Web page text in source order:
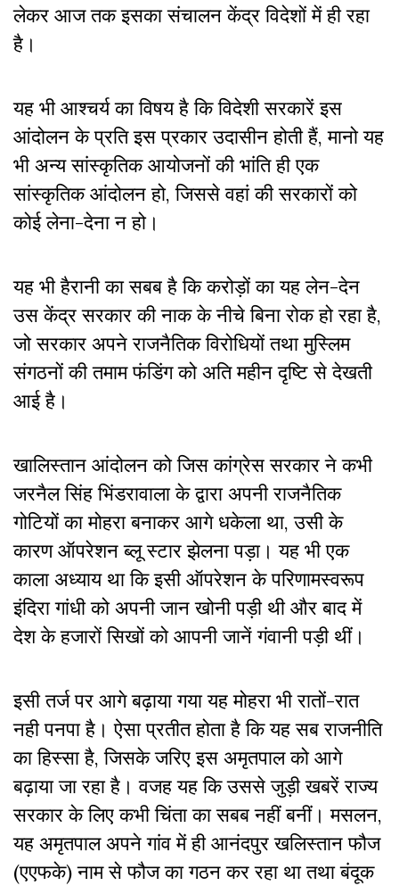
लेकर आज तक इसका संचालन केंद्र विदेशों में ही रहा
है।
यह भी आश्चर्य का विषय है कि विदेशी सरकारें इस
आंदोलन के प्रति इस प्रकार उदासीन होती हैं, मानो यह
भी अन्य सांस्कृतिक आयोजनों की भांति ही एक
सांस्कृतिक आंदोलन हो, जिससे वहां की सरकारों को
कोई लेना-देना न हो।
यह भी हैरानी का सबब है कि करोड़ों का यह लेन-देन
उस केंद्र सरकार की नाक के नीचे बिना रोक हो रहा है,
जो सरकार अपने राजनैतिक विरोधियों तथा मुस्लिम
संगठनों की तमाम फंडिंग को अति महीन दृष्टि से देखती
आई है।
खालिस्तान आंदोलन को जिस कांग्रेस सरकार ने कभी
जरनैल सिंह भिंडरावाला के द्वारा अपनी राजनैतिक
गोटियों का मोहरा बनाकर आगे धकेला था, उसी के
कारण ऑपरेशन ब्लू स्टार झेलना पड़ा। यह भी एक
काला अध्याय था कि इसी ऑपरेशन के परिणामस्वरूप
इंदिरा गांधी को अपनी जान खोनी पड़ी थी और बाद में
देश के हजारों सिखों को आपनी जानें गंवानी पड़ी थीं।
इसी तर्ज पर आगे बढ़ाया गया यह मोहरा भी रातों-रात
नही पनपा है। ऐसा प्रतीत होता है कि यह सब राजनीति
का हिस्सा है, जिसके जरिए इस अमृतपाल को आगे
बढ़ाया जा रहा है। वजह यह कि उससे जुड़ी खबरें राज्य
सरकार के लिए कभी चिंता का सबब नहीं बनीं। मसलन,
यह अमृतपाल अपने गांव में ही आनंदपुर खलिस्तान फौज
(एएफके) नाम से फौज का गठन कर रहा था तथा बंदूक